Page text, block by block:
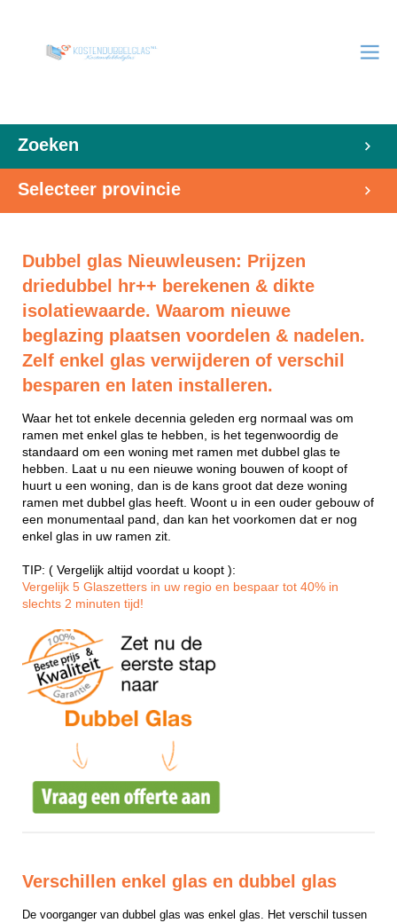
Zoeken
Selecteer provincie
Dubbel glas Nieuwleusen: Prijzen
driedubbel hr++ berekenen & dikte
isolatiewaarde. Waarom nieuwe
beglazing plaatsen voordelen & nadelen.
Zelf enkel glas verwijderen of verschil
besparen en laten installeren.
Waar het tot enkele decennia geleden erg normaal was om
ramen met enkel glas te hebben, is het tegenwoordig de
standaard om een woning met ramen met dubbel glas te
hebben. Laat u nu een nieuwe woning bouwen of koopt of
huurt u een woning, dan is de kans groot dat deze woning
ramen met dubbel glas heeft. Woont u in een ouder gebouw of
een monumentaal pand, dan kan het voorkomen dat er nog
enkel glas in uw ramen zit.
TIP: ( Vergelijk altijd voordat u koopt ):
Vergelijk 5 Glaszetters in uw regio en bespaar tot 40% in
slechts 2 minuten tijd!
Verschillen enkel glas en dubbel glas
De voorganger van dubbel glas was enkel glas. Het verschil tussen